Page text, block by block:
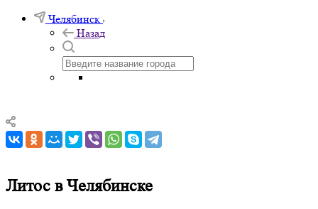
Челябинск
Назад
Литос в Челябинске